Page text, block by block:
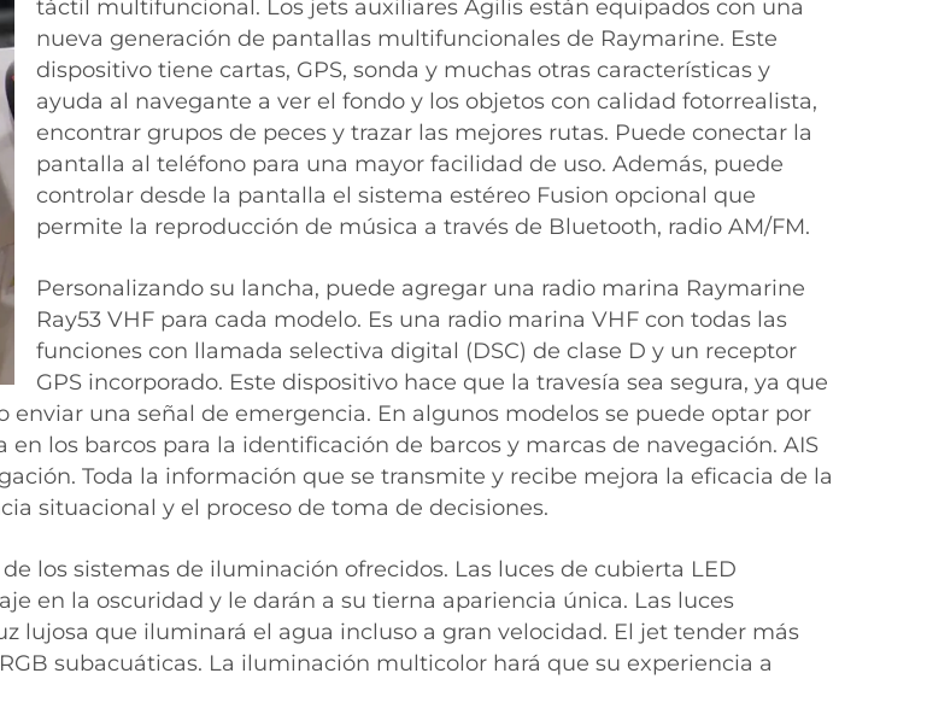
táctil multifuncional. Los jets auxiliares Agilis están equipados con una
nueva generación de pantallas multifuncionales de Raymarine. Este
dispositivo tiene cartas, GPS, sonda y muchas otras características y
ayuda al navegante a ver el fondo y los objetos con calidad fotorrealista,
encontrar grupos de peces y trazar las mejores rutas. Puede conectar la
pantalla al teléfono para una mayor facilidad de uso. Además, puede
controlar desde la pantalla el sistema estéreo Fusion opcional que
permite la reproducción de música a través de Bluetooth, radio AM/FM.
Personalizando su lancha, puede agregar una radio marina Raymarine
Ray53 VHF para cada modelo. Es una radio marina VHF con todas las
funciones con llamada selectiva digital (DSC) de clase D y un receptor
GPS incorporado. Este dispositivo hace que la travesía sea segura, ya que
una señal de emergencia. En algunos modelos se puede optar por
los barcos para la identificación de barcos y marcas de navegación. AIS
Toda la información que se transmite y recibe mejora la eficacia de la
situacional y el proceso de toma de decisiones.
los sistemas de iluminación ofrecidos. Las luces de cubierta LED
en la oscuridad y le darán a su tierna apariencia única. Las luces
lujosa que iluminará el agua incluso a gran velocidad. El jet tender más
subacuáticas. La iluminación multicolor hará que su experiencia a